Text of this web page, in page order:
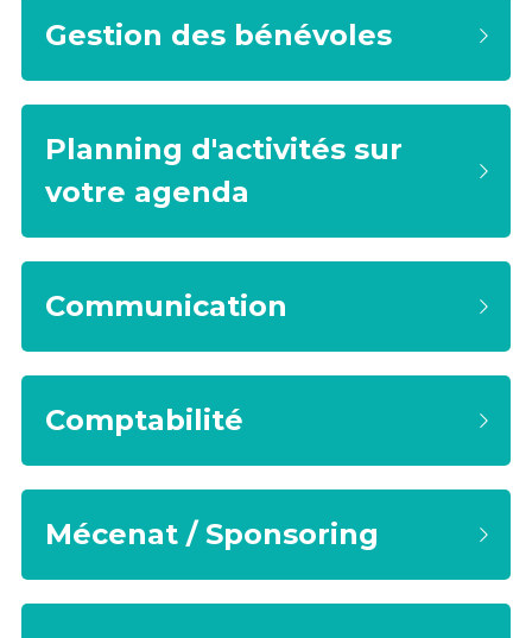
Gestion des bénévoles
Planning d'activités sur
votre agenda
Communication
Comptabilité
Mécenat / Sponsoring